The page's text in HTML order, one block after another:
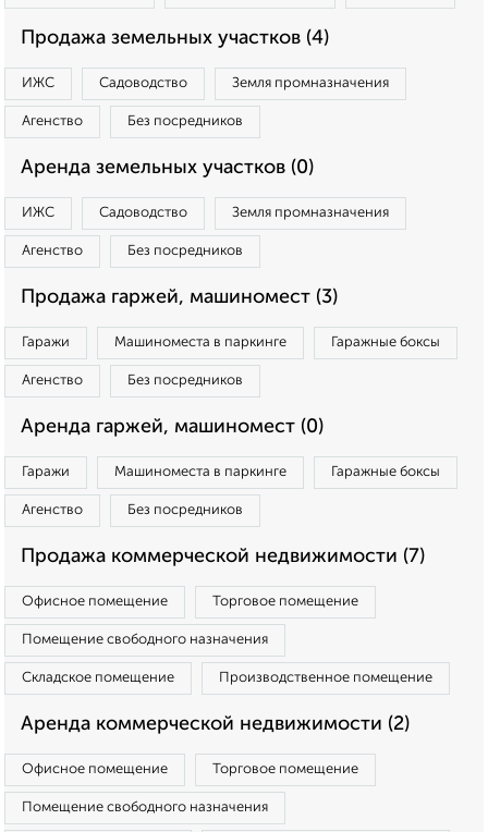
Продажа земельных участков (4)
ИЖС Садоводство Земля промназначения
Агенство Без посредников
Аренда земельных участков (0)
ИЖС Садоводство Земля промназначения
Агенство Без посредников
Продажа гаржей, машиномест (3)
Гаражи Машиноместа в паркинге Гаражные боксы
Агенство Без посредников
Аренда гаржей, машиномест (0)
Гаражи Машиноместа в паркинге Гаражные боксы
Агенство Без посредников
Продажа коммерческой недвижимости (7)
Офисное помещение Торговое помещение
Помещение свободного назначения
Складское помещение Производственное помещение
Аренда коммерческой недвижимости (2)
Офисное помещение Торговое помещение
Помещение свободного назначения